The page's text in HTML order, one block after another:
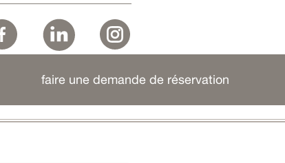
faire une demande de réservation